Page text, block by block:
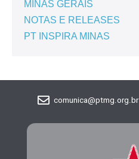
MINAS GERAIS
NOTAS E RELEASES
PT INSPIRA MINAS
comunica@ptmg.org.br